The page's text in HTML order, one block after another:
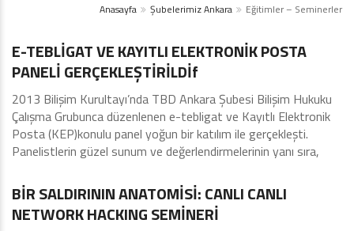
Anasayfa ŞubelerimizAnkara Eğitimler – Seminerler
E-TEBLİGAT VE KAYITLI ELEKTRONİK POSTA
PANELİ GERÇEKLEŞTİRİLDİf
2013 Bilişim Kurultayı’nda TBD Ankara Şubesi Bilişim Hukuku
Çalışma Grubunca düzenlenen e-tebligat ve Kayıtlı Elektronik
Posta (KEP)konulu panel yoğun bir katılım ile gerçekleşti.
Panelistlerin güzel sunum ve değerlendirmelerinin yanı sıra,
Ankara
BİR SALDIRININ ANATOMİSİ: CANLI CANLI
NETWORK HACKING SEMİNERİ